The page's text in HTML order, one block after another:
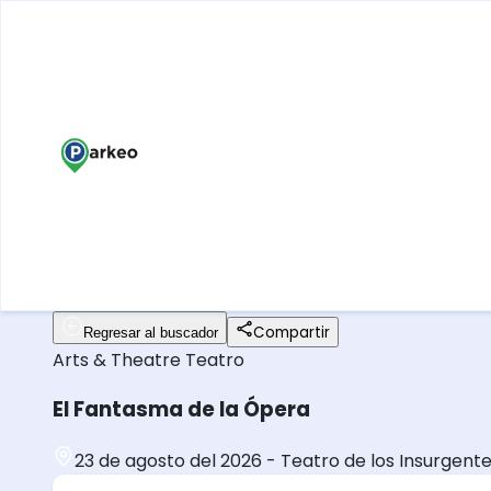
Regresar al buscador Compartir
Arts & Theatre Teatro
El Fantasma de la Ópera
23 de agosto del 2026 - Teatro de los